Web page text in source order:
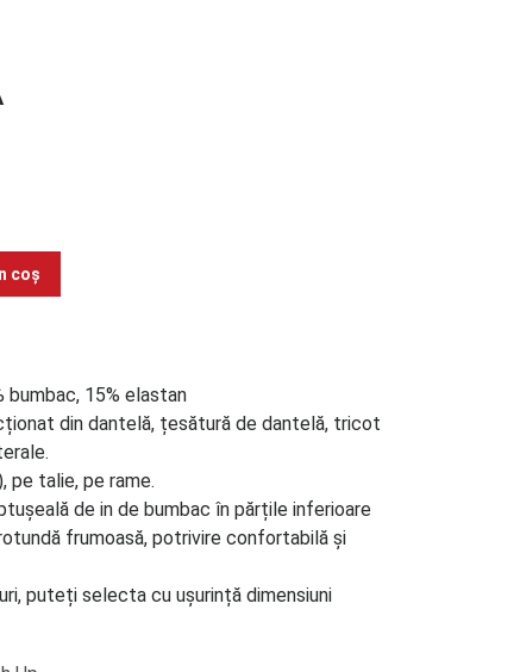
coș
bumbac, 15% elastan
din dantelă, țesătură de dantelă, tricot
pe talie, pe rame.
de in de bumbac în părțile inferioare
frumoasă, potrivire confortabilă și
puteți selecta cu ușurință dimensiuni